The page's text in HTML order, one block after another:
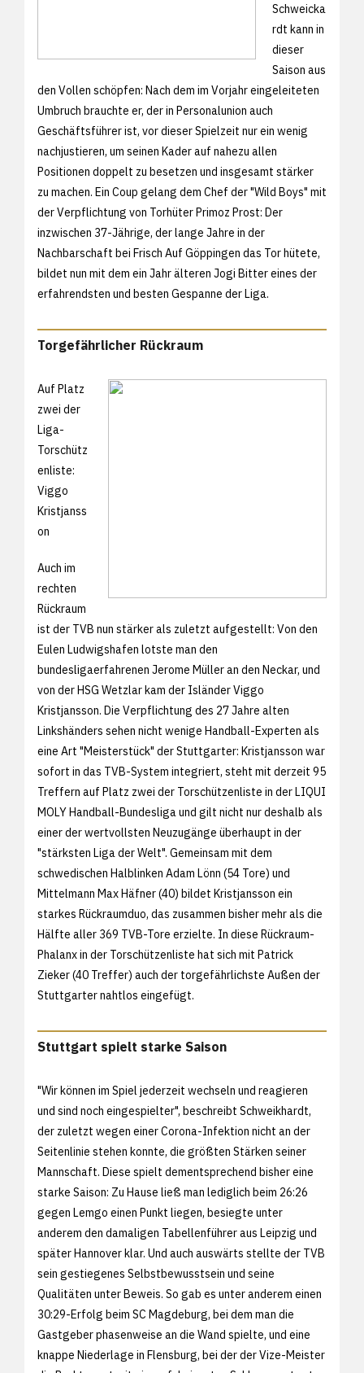
Schweicka
rdt kann in
dieser
Saison aus
den Vollen schöpfen: Nach dem im Vorjahr eingeleiteten
Umbruch brauchte er, der in Personalunion auch
Geschäftsführer ist, vor dieser Spielzeit nur ein wenig
nachjustieren, um seinen Kader auf nahezu allen
Positionen doppelt zu besetzen und insgesamt stärker
zu machen. Ein Coup gelang dem Chef der "Wild Boys" mit
der Verpflichtung von Torhüter Primoz Prost: Der
inzwischen 37-Jährige, der lange Jahre in der
Nachbarschaft bei Frisch Auf Göppingen das Tor hütete,
bildet nun mit dem ein Jahr älteren Jogi Bitter eines der
erfahrendsten und besten Gespanne der Liga.
Torgefährlicher Rückraum
Auf Platz
zwei der
Liga-
Torschütz
enliste:
Viggo
Kristjanss
on
Auch im
rechten
Rückraum
ist der TVB nun stärker als zuletzt aufgestellt: Von den
Eulen Ludwigshafen lotste man den
bundesligaerfahrenen Jerome Müller an den Neckar, und
von der HSG Wetzlar kam der Isländer Viggo
Kristjansson. Die Verpflichtung des 27 Jahre alten
Linkshänders sehen nicht wenige Handball-Experten als
eine Art "Meisterstück" der Stuttgarter: Kristjansson war
sofort in das TVB-System integriert, steht mit derzeit 95
Treffern auf Platz zwei der Torschützenliste in der LIQUI
MOLY Handball-Bundesliga und gilt nicht nur deshalb als
einer der wertvollsten Neuzugänge überhaupt in der
"stärksten Liga der Welt". Gemeinsam mit dem
schwedischen Halblinken Adam Lönn (54 Tore) und
Mittelmann Max Häfner (40) bildet Kristjansson ein
starkes Rückraumduo, das zusammen bisher mehr als die
Hälfte aller 369 TVB-Tore erzielte. In diese Rückraum-
Phalanx in der Torschützenliste hat sich mit Patrick
Zieker (40 Treffer) auch der torgefährlichste Außen der
Stuttgarter nahtlos eingefügt.
Stuttgart spielt starke Saison
"Wir können im Spiel jederzeit wechseln und reagieren
und sind noch eingespielter", beschreibt Schweikhardt,
der zuletzt wegen einer Corona-Infektion nicht an der
Seitenlinie stehen konnte, die größten Stärken seiner
Mannschaft. Diese spielt dementsprechend bisher eine
starke Saison: Zu Hause ließ man lediglich beim 26:26
gegen Lemgo einen Punkt liegen, besiegte unter
anderem den damaligen Tabellenführer aus Leipzig und
später Hannover klar. Und auch auswärts stellte der TVB
sein gestiegenes Selbstbewusstsein und seine
Qualitäten unter Beweis. So gab es unter anderem einen
30:29-Erfolg beim SC Magdeburg, bei dem man die
Gastgeber phasenweise an die Wand spielte, und eine
knappe Niederlage in Flensburg, bei der der Vize-Meister